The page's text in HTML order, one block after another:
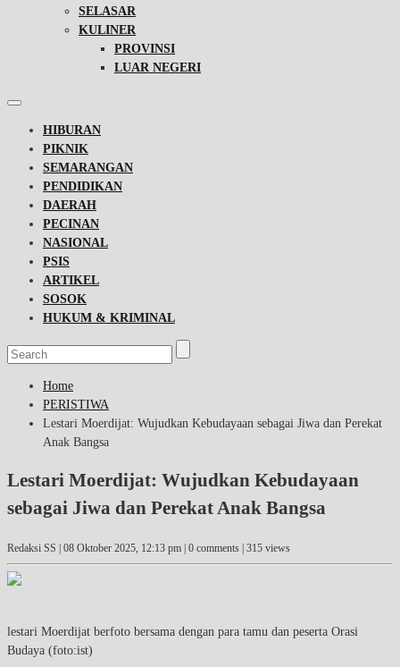
SELASAR
KULINER
PROVINSI
LUAR NEGERI
HIBURAN
PIKNIK
SEMARANGAN
PENDIDIKAN
DAERAH
PECINAN
NASIONAL
PSIS
ARTIKEL
SOSOK
HUKUM & KRIMINAL
Home
PERISTIWA
Lestari Moerdijat: Wujudkan Kebudayaan sebagai Jiwa dan Perekat
Anak Bangsa
Lestari Moerdijat: Wujudkan Kebudayaan
sebagai Jiwa dan Perekat Anak Bangsa
Redaksi SS | 08 Oktober 2025, 12:13 pm | 0 comments | 315 views
lestari Moerdijat berfoto bersama dengan para tamu dan peserta Orasi
Budaya (foto:ist)